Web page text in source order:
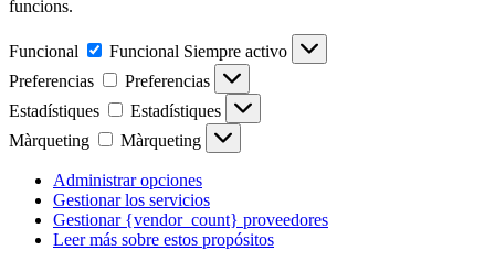
funcions.
Funcional Funcional Siempre activo
Preferencias
Preferencias
Estadístiques
Estadístiques
Màrqueting
Màrqueting
Administrar opciones
Gestionar los servicios
Gestionar {vendor_count} proveedores
Leer más sobre estos propósitos